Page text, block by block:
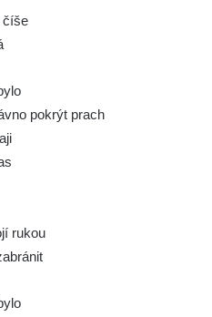
číše
pokrýt prach
rukou